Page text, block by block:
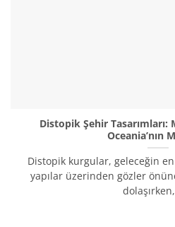
Distopik Şehir
Oceania’nın
Distopik kurgular, geleceğin
yapılar üzerinden gözler